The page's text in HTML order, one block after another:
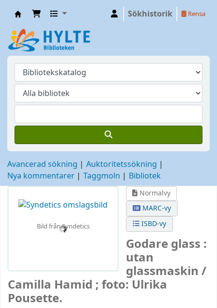
Sökhistorik Rensa
Avancerad sökning
Auktoritetssökning
Nya kommentarer
Taggmoln Bibliotek
Bild från Syndetics
Normalvy
MARC-vy
ISBD-vy
Godare glass :
utan
glassmaskin /
Camilla Hamid ; foto: Ulrika
Pousette.